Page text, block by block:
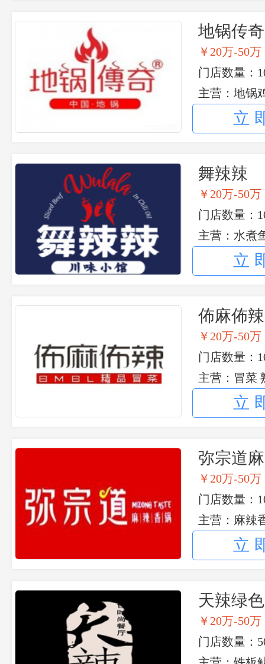
地锅传奇
￥20万-50万
门店数量：
主营：地锅
立
舞辣辣
￥20万-50万
门店数量：
主营：水煮
肉、口水鸡
立
佈麻佈
￥20万-50万
门店数量：
主营：冒菜
立
弥宗道
￥20万-50万
门店数量：
主营：麻辣
立
天辣绿
￥20万-50万
门店数量：